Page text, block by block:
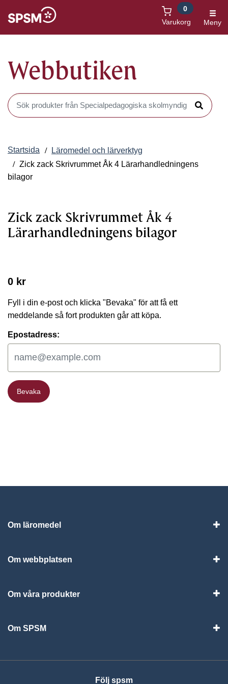
Varukorg
0
Meny
Webbutiken
Sök produkter i Webbutiken
Sök
Startsida
Läromedel och lärverktyg
Zick zack Skrivrummet Åk 4 Lärarhandledningens
bilagor
Zick zack Skrivrummet Åk 4
Lärarhandledningens bilagor
0 kr
Fyll i din e-post och klicka "Bevaka" för att få ett
meddelande så fort produkten går att köpa.
Epostadress:
Bevaka
Bevaka
Om läromedel
Om webbplatsen
Om våra produkter
Om SPSM
Följ spsm